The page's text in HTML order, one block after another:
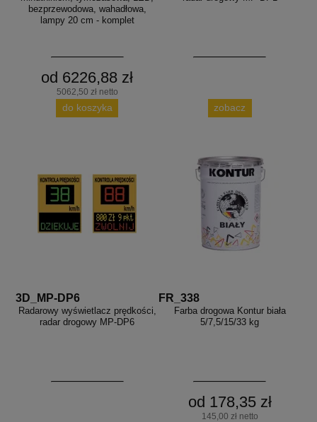
bezprzewodowa, wahadłowa,
lampy 20 cm - komplet
od 6226,88 zł
5062,50 zł netto
do koszyka zobacz
3D_MP-DP6
Radarowy wyświetlacz prędkości,
radar drogowy MP-DP6
FR_338
Farba drogowa Kontur biała
5/7,5/15/33 kg
od 178,35 zł
145,00 zł netto